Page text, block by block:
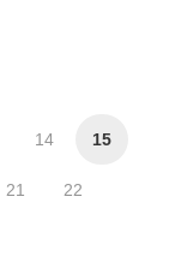
14 15
21 22